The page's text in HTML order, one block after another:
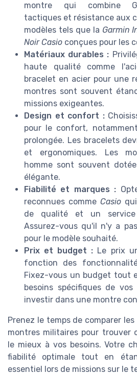
montre qui combine
tactiques et résistance aux
modèles tels que la Garmin
Noir Casio conçues pour les
Matériaux durables :
haute qualité comme
bracelet en acier pour une
montres sont souvent
missions exigeantes.
Design et confort :
pour le confort,
prolongée. Les bracelets
et ergonomiques. Les
homme sont souvent
élégante.
Fiabilité et marques :
reconnues comme Casioqui
de qualité et un service
Assurez-vous qu'il n'y a
pour le modèle souhaité.
Prix et budget : Le prix
fonction des
Fixez-vous un budget tout
besoins spécifiques de
investir dans une montre
Prenez le temps de comparer
montres militaires pour trouver
le mieux à vos besoins. Votre
fiabilité optimale tout en
essentiel lors de missions sur le